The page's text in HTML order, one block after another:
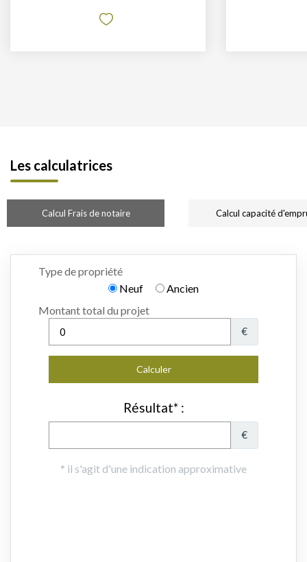
Les calculatrices
Calcul Frais de notaire Calcul capacité